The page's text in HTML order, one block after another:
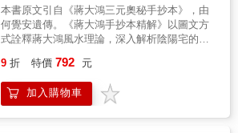
本書原文引自《蔣大鴻三元奧秘手抄本》，由
何覺安遺傳。《蔣大鴻手抄本精解》以圖文方
式詮釋蔣大鴻風水理論，深入解析陰陽宅的氣
與氣運搭配，而現代陽宅因格局多變，更需懂
得納氣，搭配時運以趨吉避凶。作者並分享近
二十年研習五術的經歷，運用EXCEL開發整合
9 折 特價 792 元
加入購物車